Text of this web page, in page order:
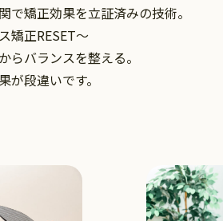
で矯正効果を立証済みの技術。
矯正RESET～
らバランスを整える。
が段違いです。